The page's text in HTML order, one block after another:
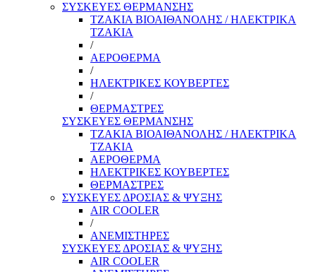
ΣΥΣΚΕΥΕΣ ΘΕΡΜΑΝΣΗΣ
ΤΖΑΚΙΑ ΒΙΟΑΙΘΑΝΟΛΗΣ / ΗΛΕΚΤΡΙΚΑ
ΤΖΑΚΙΑ
/
ΑΕΡΟΘΕΡΜΑ
/
ΗΛΕΚΤΡΙΚΕΣ ΚΟΥΒΕΡΤΕΣ
/
ΘΕΡΜΑΣΤΡΕΣ
ΣΥΣΚΕΥΕΣ ΘΕΡΜΑΝΣΗΣ
ΤΖΑΚΙΑ ΒΙΟΑΙΘΑΝΟΛΗΣ / ΗΛΕΚΤΡΙΚΑ
ΤΖΑΚΙΑ
ΑΕΡΟΘΕΡΜΑ
ΗΛΕΚΤΡΙΚΕΣ ΚΟΥΒΕΡΤΕΣ
ΘΕΡΜΑΣΤΡΕΣ
ΣΥΣΚΕΥΕΣ ΔΡΟΣΙΑΣ & ΨΥΞΗΣ
AIR COOLER
/
ΑΝΕΜΙΣΤΗΡΕΣ
ΣΥΣΚΕΥΕΣ ΔΡΟΣΙΑΣ & ΨΥΞΗΣ
AIR COOLER